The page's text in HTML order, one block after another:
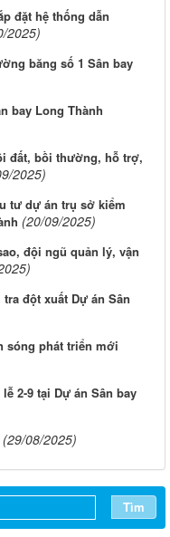
đặt hệ thống dẫn
2025)
băng số 1 Sân bay
bay Long Thành
đất, bồi thường, hỗ trợ,
2025)
tư dự án trụ sở kiểm
(20/09/2025)
đội ngũ quản lý, vận
đột xuất Dự án Sân
sóng phát triển mới
2-9 tại Dự án Sân bay
(29/08/2025)
Tìm